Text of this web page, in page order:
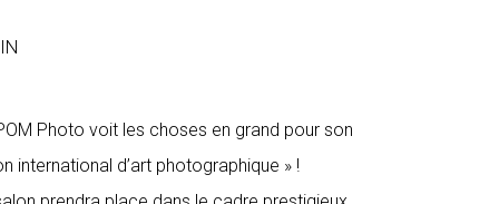
Photo voit les choses en grand pour son
international d’art photographique » !